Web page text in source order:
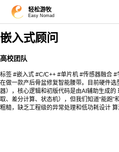
轻松游牧
Easy Nomad
嵌入式顾问
高校团队
标签 #嵌入式 #C/C++ #单片机 #传感器融合 #
在做一款产后骨盆修复智能腰带。目前硬件
器），核心逻辑和初版代码是由AI辅助生成
取、差分计算、状态机），但我们知道“能跑”
粗糙，缺乏工程级的异常处理和低功耗设计 算